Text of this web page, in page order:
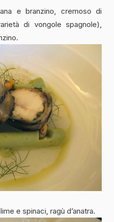
e branzino, cremoso di
di vongole spagnole),
, lime e spinaci, ragù d’anatra.